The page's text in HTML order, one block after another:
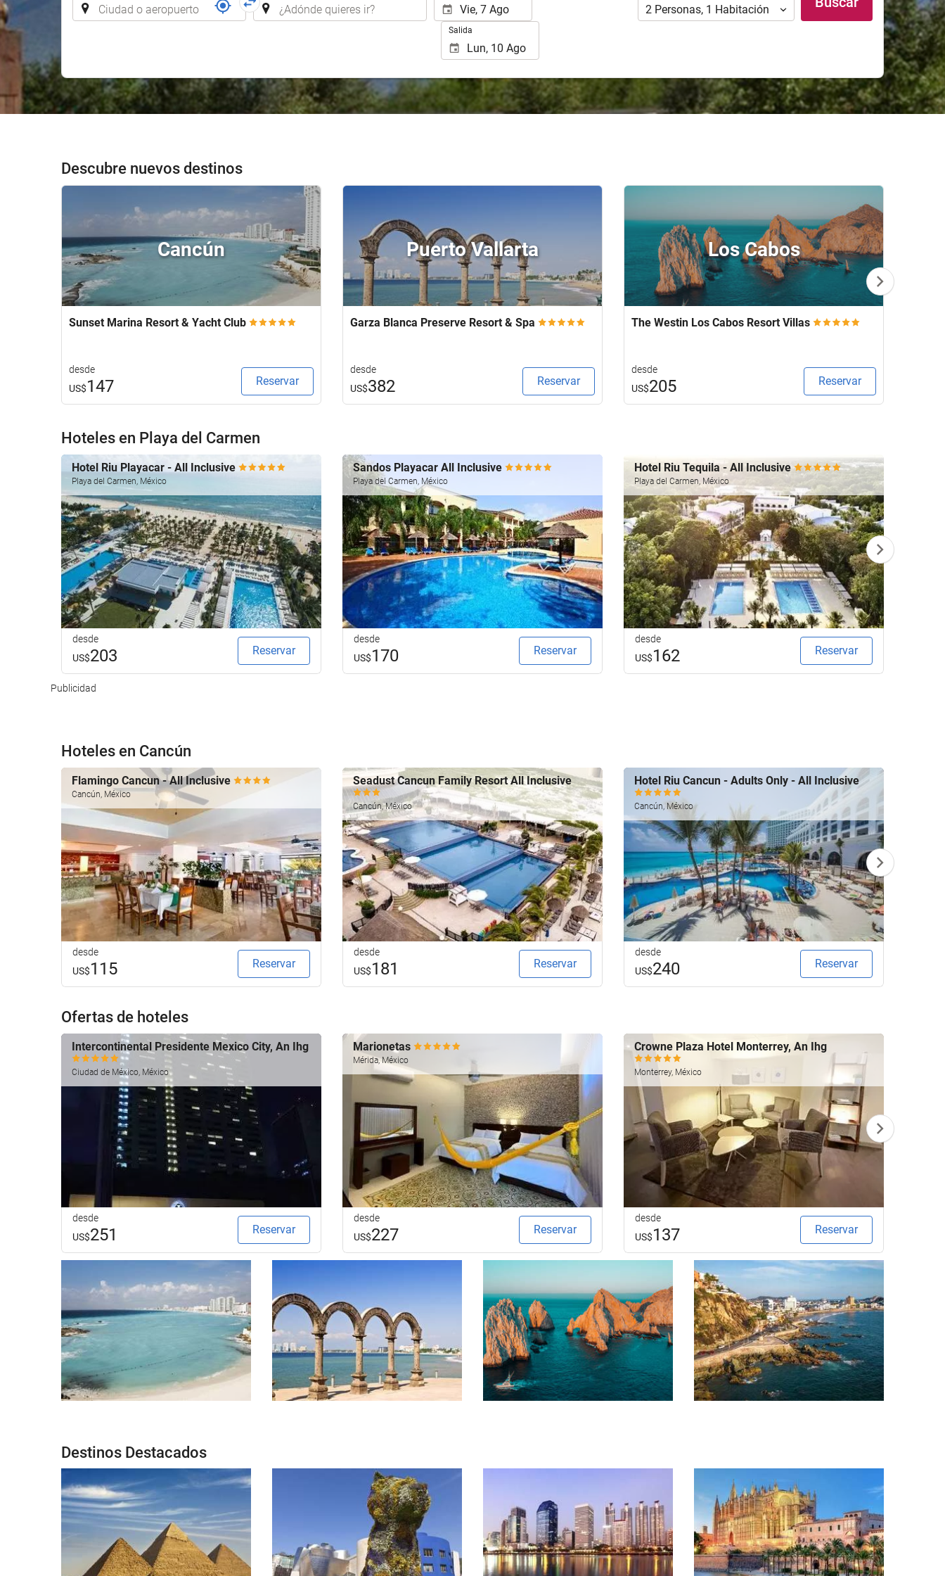
Salida
2 Personas, 1 Habitación
Descubre nuevos destinos
Cancún
Sunset Marina Resort & Yacht Club
desde
US$147 Reservar
Puerto Vallarta
Garza Blanca Preserve Resort & Spa
desde
US$382 Reservar
Los Cabos
The Westin Los Cabos Resort Villas
desde
US$205 Reservar
Hoteles en Playa del Carmen
Hotel Riu Playacar - All Inclusive
Playa del Carmen, México
desde
US$203 Reservar
Sandos Playacar All Inclusive
Playa del Carmen, México
desde
US$170 Reservar
Hotel Riu Tequila - All Inclusive
Playa del Carmen, México
desde
US$162 Reservar
Publicidad
Hoteles en Cancún
Flamingo Cancun - All Inclusive
Cancún, México
desde
US$115 Reservar
Seadust Cancun Family Resort All Inclusive
Cancún, México
desde
US$181 Reservar
Hotel Riu Cancun - Adults Only - All Inclusive
Cancún, México
desde
US$240 Reservar
Ofertas de hoteles
Intercontinental Presidente Mexico City, An Ihg
Ciudad de México, México
desde
US$251 Reservar
Marionetas
Mérida, México
desde
US$227 Reservar
Crowne Plaza Hotel Monterrey, An Ihg
Monterrey, México
desde
US$137 Reservar
Destinos Destacados